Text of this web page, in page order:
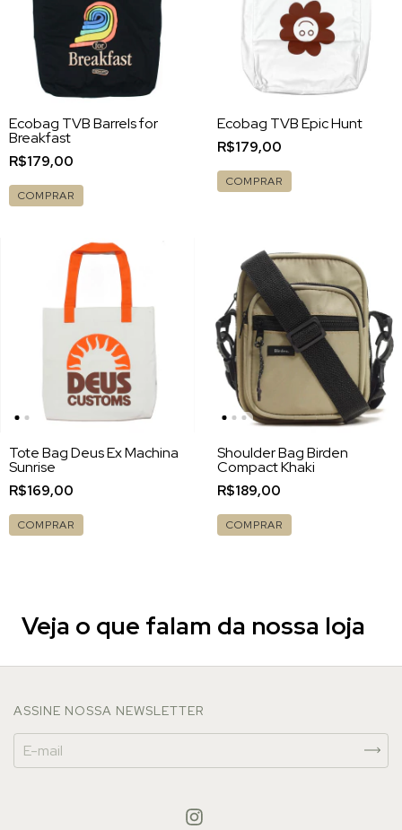
Ecobag TVB Barrels for
Breakfast
R$179,00
COMPRAR
Ecobag TVB Epic Hunt
R$179,00
COMPRAR
Tote Bag Deus Ex Machina
Sunrise
R$169,00
COMPRAR
Shoulder Bag Birden
Compact Khaki
R$189,00
COMPRAR
Veja o que falam da nossa loja
ASSINE NOSSA NEWSLETTER